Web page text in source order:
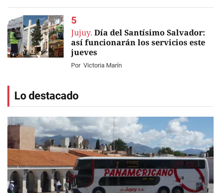
Jujuy. Día del Santísimo Salvador:
así funcionarán los servicios este
jueves
Por Victoria Marín
Lo destacado